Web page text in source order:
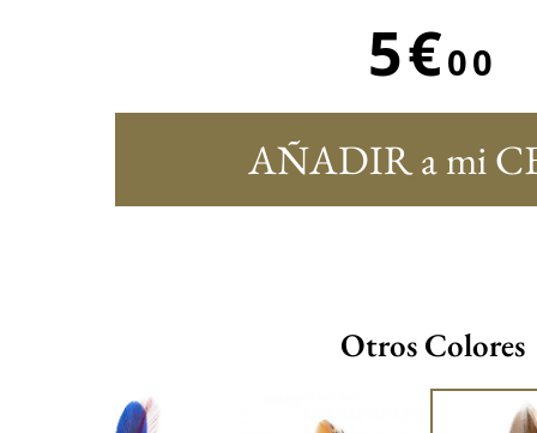
5€00
AÑADIR a mi
Otros Colores